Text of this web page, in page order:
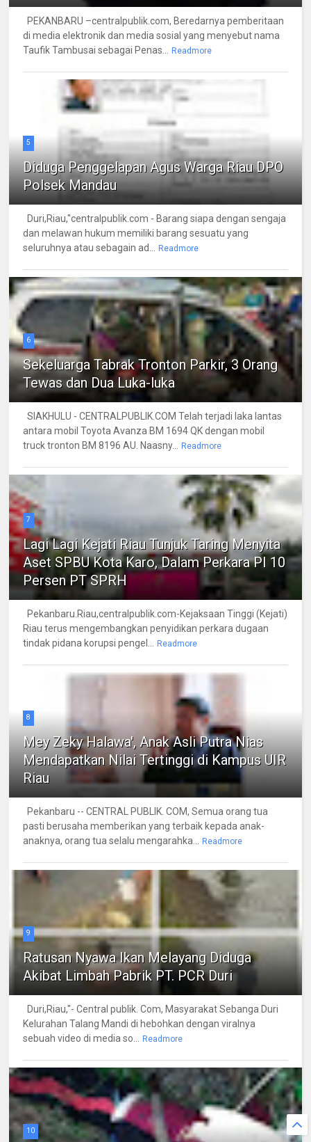
PEKANBARU –centralpublik.com, Beredarnya pemberitaan
di media elektronik dan media sosial yang menyebut nama
Taufik Tambusai sebagai Penas...
Readmore
5
Diduga Penggelapan Agus Warga Riau DPO
Polsek Mandau
Duri,Riau,"centralpublik.com - Barang siapa dengan sengaja
dan melawan hukum memiliki barang sesuatu yang
seluruhnya atau sebagain ad...
Readmore
6
Sekeluarga Tabrak Tronton Parkir, 3 Orang
Tewas dan Dua Luka-luka
SIAKHULU - CENTRALPUBLIK.COM Telah terjadi laka lantas
antara mobil Toyota Avanza BM 1694 QK dengan mobil
truck tronton BM 8196 AU. Naasny...
Readmore
7
Lagi Lagi Kejati Riau Tunjuk Taring Menyita
Aset SPBU Kota Karo, Dalam Perkara PI 10
Persen PT SPRH
Pekanbaru.Riau,centralpublik.com-Kejaksaan Tinggi (Kejati)
Riau terus mengembangkan penyidikan perkara dugaan
tindak pidana korupsi pengel...
Readmore
8
Mey Zeky Halawa', Anak Asli Putra Nias
Mendapatkan Nilai Tertinggi di Kampus UIR
Riau
Pekanbaru -- CENTRAL PUBLIK. COM, Semua orang tua
pasti berusaha memberikan yang terbaik kepada anak-
anaknya, orang tua selalu mengarahka...
Readmore
9
Ratusan Nyawa Ikan Melayang Diduga
Akibat Limbah Pabrik PT. PCR Duri
Duri,Riau,"- Central publik. Com, Masyarakat Sebanga Duri
Kelurahan Talang Mandi di hebohkan dengan viralnya
sebuah video di media so...
Readmore
10